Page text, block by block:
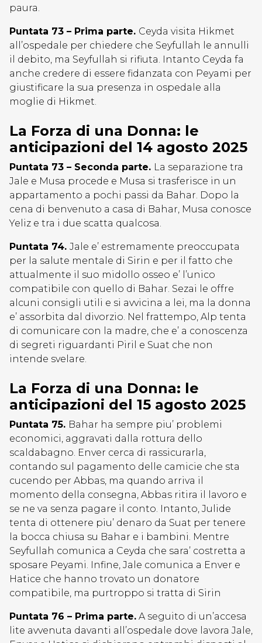
paura.
Puntata 73 – Prima parte. Ceyda visita Hikmet
all’ospedale per chiedere che Seyfullah le annulli
il debito, ma Seyfullah si rifiuta. Intanto Ceyda fa
anche credere di essere fidanzata con Peyami per
giustificare la sua presenza in ospedale alla
moglie di Hikmet.
La Forza di una Donna: le
anticipazioni del 14 agosto 2025
Puntata 73 – Seconda parte. La separazione tra
Jale e Musa procede e Musa si trasferisce in un
appartamento a pochi passi da Bahar. Dopo la
cena di benvenuto a casa di Bahar, Musa conosce
Yeliz e tra i due scatta qualcosa.
Puntata 74. Jale e’ estremamente preoccupata
per la salute mentale di Sirin e per il fatto che
attualmente il suo midollo osseo e’ l’unico
compatibile con quello di Bahar. Sezai le offre
alcuni consigli utili e si avvicina a lei, ma la donna
e’ assorbita dal divorzio. Nel frattempo, Alp tenta
di comunicare con la madre, che e’ a conoscenza
di segreti riguardanti Piril e Suat che non
intende svelare.
La Forza di una Donna: le
anticipazioni del 15 agosto 2025
Puntata 75. Bahar ha sempre piu’ problemi
economici, aggravati dalla rottura dello
scaldabagno. Enver cerca di rassicurarla,
contando sul pagamento delle camicie che sta
cucendo per Abbas, ma quando arriva il
momento della consegna, Abbas ritira il lavoro e
se ne va senza pagare il conto. Intanto, Julide
tenta di ottenere piu’ denaro da Suat per tenere
la bocca chiusa su Bahar e i bambini. Mentre
Seyfullah comunica a Ceyda che sara’ costretta a
sposare Peyami. Infine, Jale comunica a Enver e
Hatice che hanno trovato un donatore
compatibile, ma purtroppo si tratta di Sirin
Puntata 76 – Prima parte. A seguito di un’accesa
lite avvenuta davanti all’ospedale dove lavora Jale,